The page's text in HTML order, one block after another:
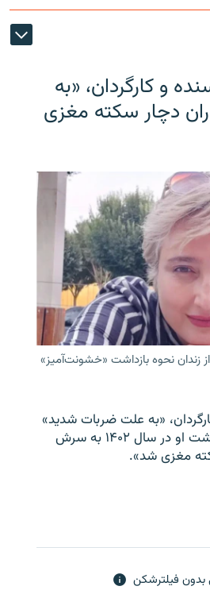
و کارگردان، «به
دچار سکته مغزی
زندان نحوه بازداشت «خشونت‌آمیز»
«به علت ضربات شدید»
که مأموران در هنگام بازداشت او در سال ۱۴۰۲ به سرش
مغزی شد».
فیلترشکن